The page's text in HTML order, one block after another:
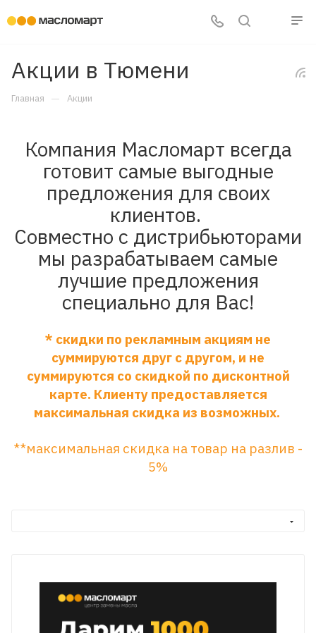
Акции в Тюмени
Главная — Акции
Компания Масломарт всегда
готовит самые выгодные
предложения для своих
клиентов.
Совместно с дистрибьюторами
мы разрабатываем самые
лучшие предложения
специально для Вас!
* скидки по рекламным акциям не
суммируются друг с другом, и не
суммируются со скидкой по дисконтной
карте. Клиенту предоставляется
максимальная скидка из возможных.
**максимальная скидка на товар на разлив -
5%